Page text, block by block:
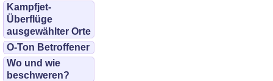
Kampfjet-
Überflüge
ausgewählter Orte
O-Ton Betroffener
Wo und wie
beschweren?